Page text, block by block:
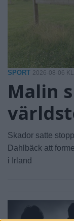
SPORT 2026-08-06
Malin
Skador satte
Dahlbäck att
i Irland